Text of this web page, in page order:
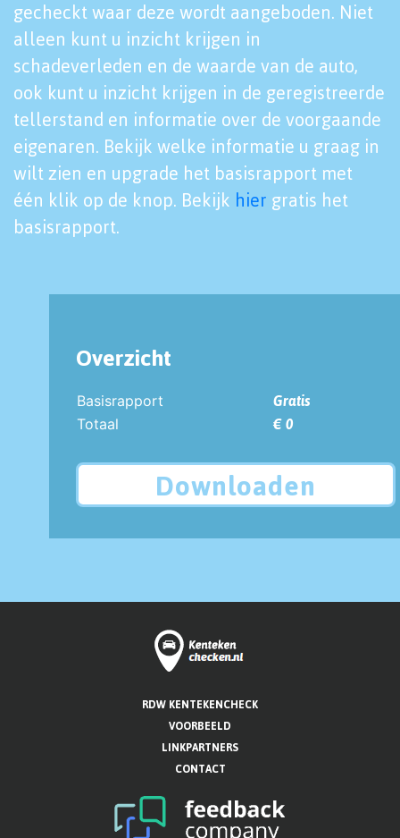
gecheckt waar deze wordt aangeboden. Niet
alleen kunt u inzicht krijgen in
schadeverleden en de waarde van de auto,
ook kunt u inzicht krijgen in de geregistreerde
tellerstand en informatie over de voorgaande
eigenaren. Bekijk welke informatie u graag in
wilt zien en upgrade het basisrapport met
één klik op de knop. Bekijk hier gratis het
basisrapport.
Overzicht
Basisrapport
Gratis
Totaal
€ 0
Downloaden
RDW KENTEKENCHECK
VOORBEELD
LINKPARTNERS
CONTACT